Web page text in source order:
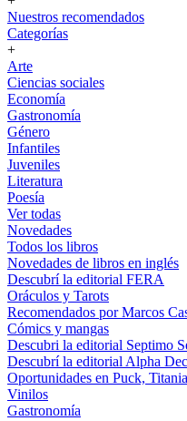
Nuestros recomendados
Categorías
+
Arte
Ciencias sociales
Economía
Gastronomía
Género
Infantiles
Juveniles
Literatura
Poesía
Ver todas
Novedades
Todos los libros
Novedades de libros en inglés
Descubrí la editorial FERA
Oráculos y Tarots
Recomendados por Marcos
Cómics y mangas
Descubri la editorial Septimo
Descubrí la editorial Alpha
Oportunidades en Puck,
Vinilos
Gastronomía